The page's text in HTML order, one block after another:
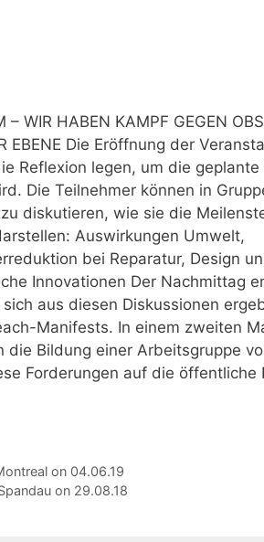
WIR HABEN KAMPF GEGEN
EBENE Die Eröffnung der
Reflexion legen, um die geplante
Die Teilnehmer können in
diskutieren, wie sie die
Auswirkungen Umwelt,
bei Reparatur, Design
Innovationen Der Nachmittag
aus diesen Diskussionen
Manifests. In einem zweiten
die Bildung einer Arbeitsgruppe
Forderungen auf die öffentliche
on 04.06.19
on 29.08.18